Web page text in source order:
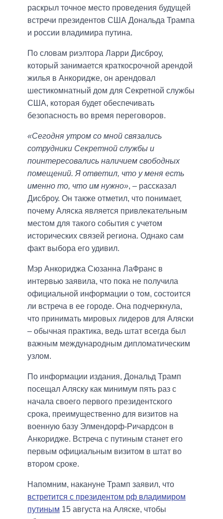
раскрыл точное место проведения будущей
встречи президентов США Дональда Трампа
и россии владимира путина.
По словам риэлтора Ларри Дисброу,
который занимается краткосрочной арендой
жилья в Анкоридже, он арендовал
шестикомнатный дом для Секретной службы
США, которая будет обеспечивать
безопасность во время переговоров.
«Сегодня утром со мной связались
сотрудники Секретной службы и
поинтересовались наличием свободных
помещений. Я ответил, что у меня есть
именно то, что им нужно», – рассказал
Дисброу. Он также отметил, что понимает,
почему Аляска является привлекательным
местом для такого события с учетом
исторических связей региона. Однако сам
факт выбора его удивил.
Мэр Анкориджа Сюзанна ЛаФранс в
интервью заявила, что пока не получила
официальной информации о том, состоится
ли встреча в ее городе. Она подчеркнула,
что принимать мировых лидеров для Аляски
– обычная практика, ведь штат всегда был
важным международным дипломатическим
узлом.
По информации издания, Дональд Трамп
посещал Аляску как минимум пять раз с
начала своего первого президентского
срока, преимущественно для визитов на
военную базу Элмендорф-Ричардсон в
Анкоридже. Встреча с путиным станет его
первым официальным визитом в штат во
втором сроке.
Напомним, накануне Трамп заявил, что
встретится с президентом рф владимиром
путиным 15 августа на Аляске, чтобы